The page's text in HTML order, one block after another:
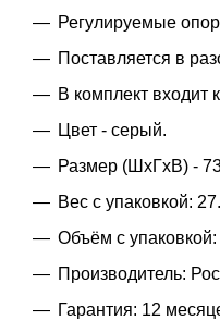
Регулируемые
Поставляется в
В комплект входит
Цвет - серый.
Размер (ШхГхВ) -
Вес с упаковкой:
Объём с
Производитель:
Гарантия: 12